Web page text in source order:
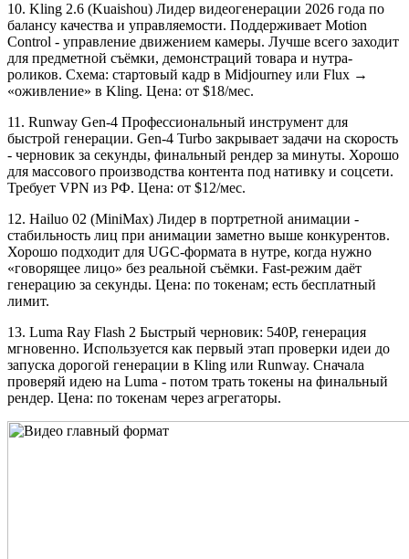
10. Kling 2.6 (Kuaishou) Лидер видеогенерации 2026 года по
балансу качества и управляемости. Поддерживает Motion
Control - управление движением камеры. Лучше всего заходит
для предметной съёмки, демонстраций товара и нутра-
роликов. Схема: стартовый кадр в Midjourney или Flux →
«оживление» в Kling. Цена: от $18/мес.
11. Runway Gen-4 Профессиональный инструмент для
быстрой генерации. Gen-4 Turbo закрывает задачи на скорость
- черновик за секунды, финальный рендер за минуты. Хорошо
для массового производства контента под нативку и соцсети.
Требует VPN из РФ. Цена: от $12/мес.
12. Hailuo 02 (MiniMax) Лидер в портретной анимации -
стабильность лиц при анимации заметно выше конкурентов.
Хорошо подходит для UGC-формата в нутре, когда нужно
«говорящее лицо» без реальной съёмки. Fast-режим даёт
генерацию за секунды. Цена: по токенам; есть бесплатный
лимит.
13. Luma Ray Flash 2 Быстрый черновик: 540P, генерация
мгновенно. Используется как первый этап проверки идеи до
запуска дорогой генерации в Kling или Runway. Сначала
проверяй идею на Luma - потом трать токены на финальный
рендер. Цена: по токенам через агрегаторы.